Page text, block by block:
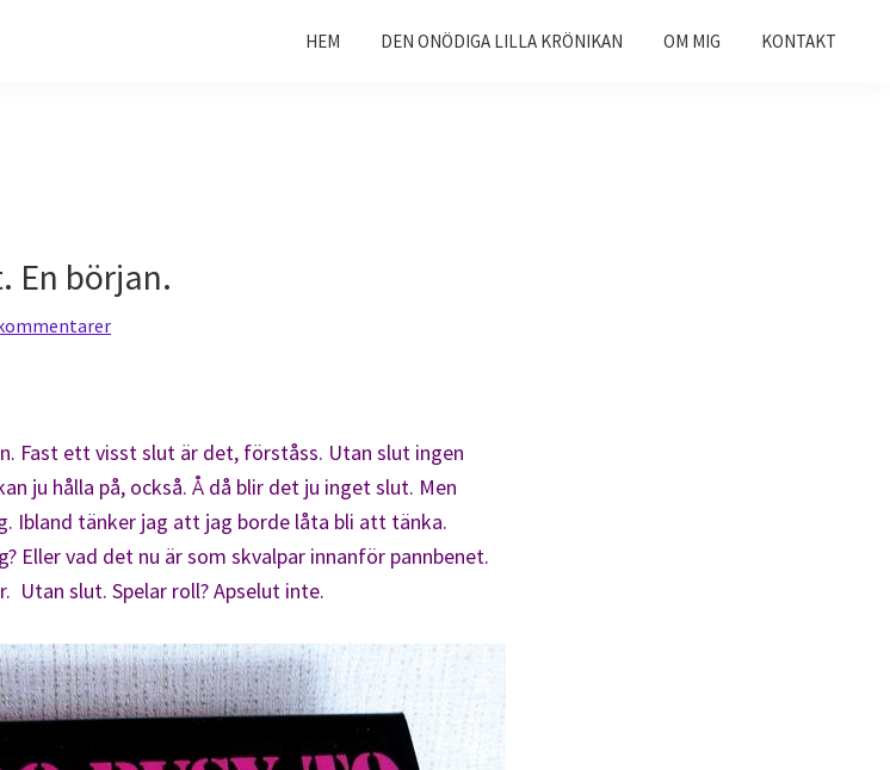
HEM DEN ONÖDIGA LILLA KRÖNIKAN OM MIG KONTAKT
En början.
Fast ett visst slut är det, förståss. Utan slut ingen
ju hålla på, också. Å då blir det ju inget slut. Men
Ibland tänker jag att jag borde låta bli att tänka.
Eller vad det nu är som skvalpar innanför pannbenet.
Utan slut. Spelar roll? Apselut inte.